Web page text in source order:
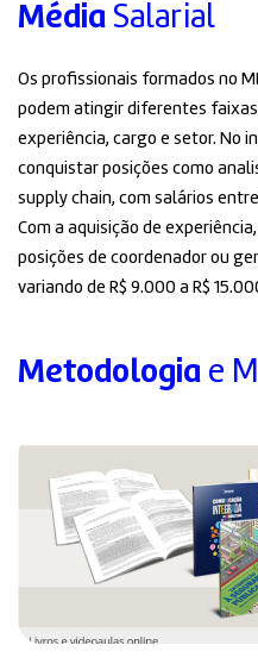
Média Salarial
Os profissionais formados no
podem atingir diferentes
experiência, cargo e setor. No
conquistar posições como
supply chain, com salários
Com a aquisição de
posições de coordenador ou
variando de R$ 9.000 a R$
Metodologia e